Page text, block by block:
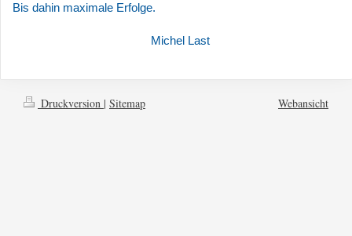
Bis dahin maximale Erfolge.
Michel Last
Druckversion | Sitemap Webansicht